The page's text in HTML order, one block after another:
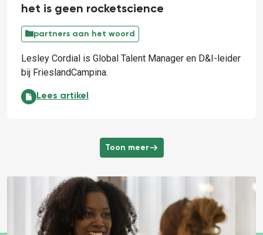
het is geen rocketscience
partners aan het woord
Lesley Cordial is Global Talent Manager en D&I-leider
bij FrieslandCampina.
We kunnen allemaal iemand helpen – het is geen
Lees artikel
Toon meer